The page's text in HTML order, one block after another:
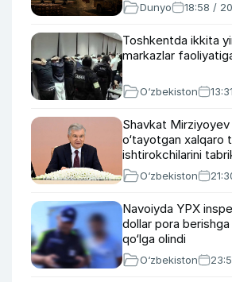
Dunyo 18:58 /
Toshkentda ikkita
markazlar
O‘zbekiston
Shavkat Mirziyoyev
o‘tayotgan xalqaro
ishtirokchilarini
O‘zbekiston
Navoiyda YPX
dollar pora
qo‘lga olindi
O‘zbekiston